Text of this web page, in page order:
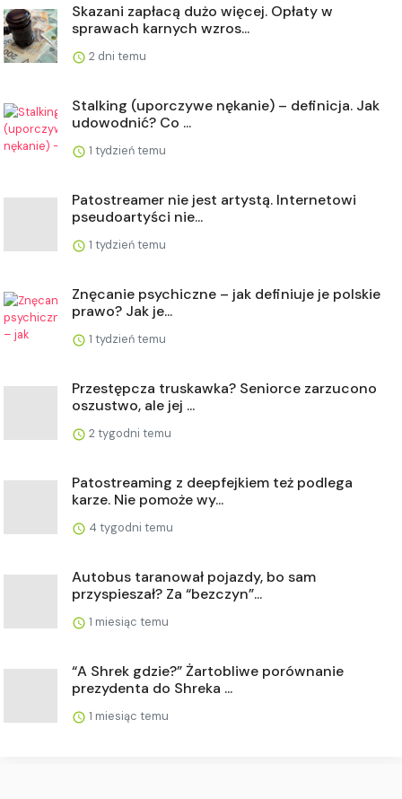
Skazani zapłacą dużo więcej. Opłaty w
sprawach karnych wzros...
2 dni temu
Stalking (uporczywe nękanie) – definicja. Jak
udowodnić? Co ...
1 tydzień temu
Patostreamer nie jest artystą. Internetowi
pseudoartyści nie...
1 tydzień temu
Znęcanie psychiczne – jak definiuje je polskie
prawo? Jak je...
1 tydzień temu
Przestępcza truskawka? Seniorce zarzucono
oszustwo, ale jej ...
2 tygodni temu
Patostreaming z deepfejkiem też podlega
karze. Nie pomoże wy...
4 tygodni temu
Autobus taranował pojazdy, bo sam
przyspieszał? Za “bezczyn”...
1 miesiąc temu
“A Shrek gdzie?” Żartobliwe porównanie
prezydenta do Shreka ...
1 miesiąc temu